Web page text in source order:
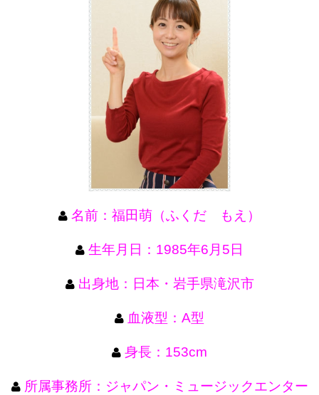
名前：福田萌（ふくだ もえ）
生年月日：1985年6月5日
出身地：日本・岩手県滝沢市
血液型：A型
身長：153cm
所属事務所：ジャパン・ミュージックエンター